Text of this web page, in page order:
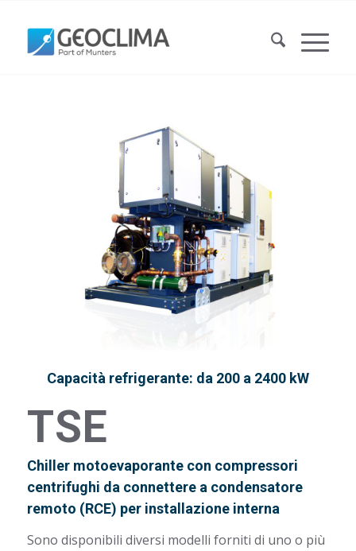
Capacità refrigerante: da 200 a 2400 kW
TSE
Chiller motoevaporante con compressori
centrifughi da connettere a condensatore
remoto (RCE) per installazione interna
Sono disponibili diversi modelli forniti di uno o più